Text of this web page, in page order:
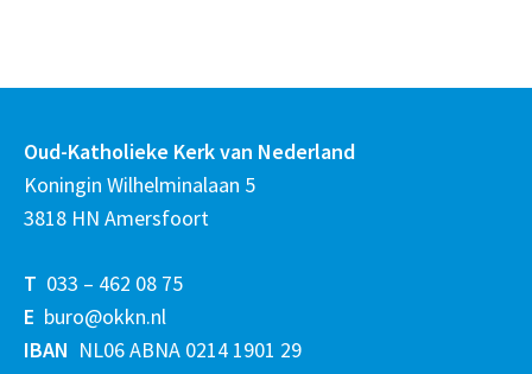
Oud-Katholieke Kerk van Nederland
Koningin Wilhelminalaan 5
3818 HN Amersfoort
T 033 – 462 08 75
E buro@okkn.nl
IBAN NL06 ABNA 0214 1901 29